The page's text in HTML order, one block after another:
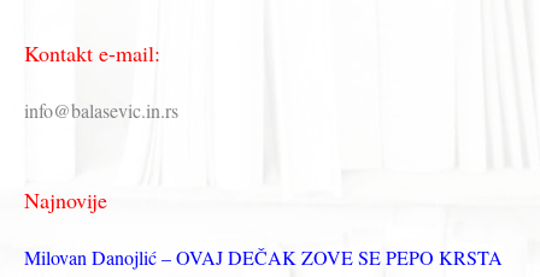
Libiamo
lieti
calici
Traviata
т
а
з
Kontakt e-mail:
info@balasevic.in.rs
Najnovije
Milovan Danojlić – OVAJ DEČAK ZOVE SE PEPO KRSTA